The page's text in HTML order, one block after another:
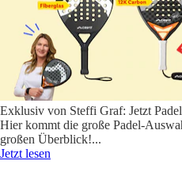
Exklusiv von Steffi Graf: Jetzt
Hier kommt die große Padel-
großen Überblick!...
Jetzt lesen